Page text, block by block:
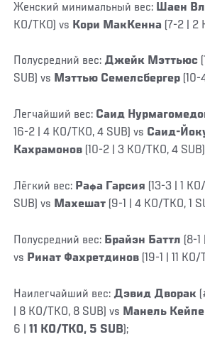
Женский минимальный вес: Шаен
KO/TKO) vs Кори МакКенна (7-2 | 2
Полусредний вес:Джейк Мэттьюс
SUB) vs Мэттью Семелсбергер
Легчайший вес: Саид
16-2 | 4 KO/TKO, 4 SUB) vs Саид-
Кахрамонов (10-2 | 3 KO/TKO, 4
Лёгкий вес: Рафа Гарсия
(13-3 | 1
SUB) vs Махешат (9-1 | 4 KO/TKO, 1
Полусредний вес: Брайэн Баттл (8-
vs Ринат Фахретдинов (19-1 | 11
Наилегчайший вес:Дэвид Дворак
| 8 KO/TKO, 8 SUB) vs Манель Кейпе
6 |11 KO/TKO, 5 SUB );